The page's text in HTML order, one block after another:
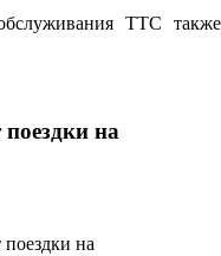
ТТС также
на